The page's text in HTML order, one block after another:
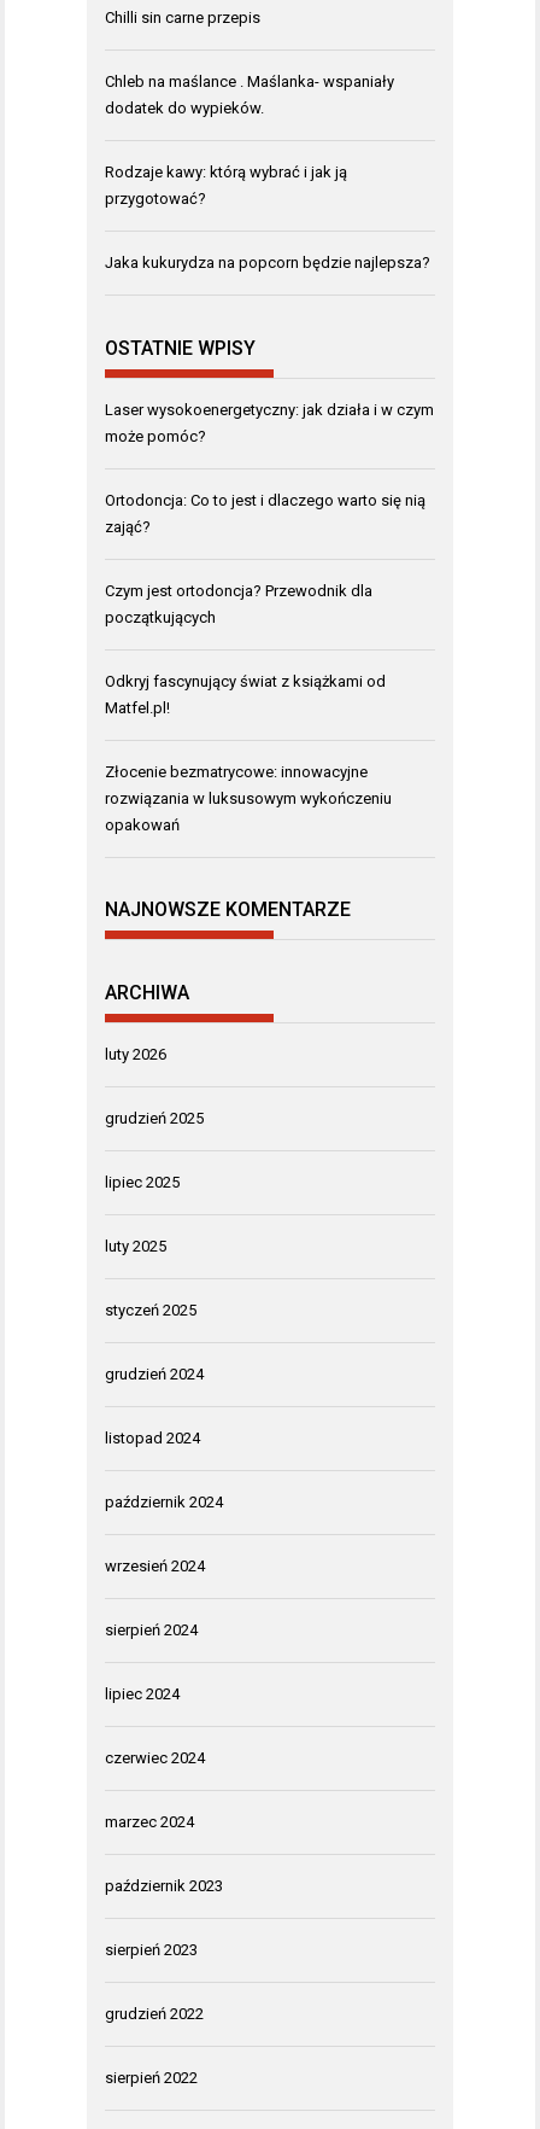
Chilli sin carne przepis
Chleb na maślance . Maślanka- wspaniały
dodatek do wypieków.
Rodzaje kawy: którą wybrać i jak ją
przygotować?
Jaka kukurydza na popcorn będzie najlepsza?
OSTATNIE WPISY
Laser wysokoenergetyczny: jak działa i w czym
może pomóc?
Ortodoncja: Co to jest i dlaczego warto się nią
zająć?
Czym jest ortodoncja? Przewodnik dla
początkujących
Odkryj fascynujący świat z książkami od
Matfel.pl!
Złocenie bezmatrycowe: innowacyjne
rozwiązania w luksusowym wykończeniu
opakowań
NAJNOWSZE KOMENTARZE
ARCHIWA
luty 2026
grudzień 2025
lipiec 2025
luty 2025
styczeń 2025
grudzień 2024
listopad 2024
październik 2024
wrzesień 2024
sierpień 2024
lipiec 2024
czerwiec 2024
marzec 2024
październik 2023
sierpień 2023
grudzień 2022
sierpień 2022